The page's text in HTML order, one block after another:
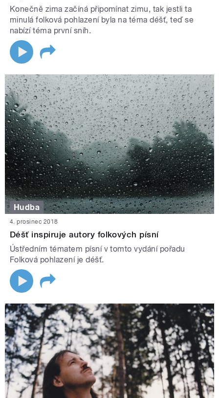
Konečně zima začíná připomínat zimu, tak jestli ta
minulá folková pohlazení byla na téma déšť, teď se
nabízí téma první sníh.
Hudba
4. prosinec 2018
Déšť inspiruje autory folkových písní
Ústředním tématem písní v tomto vydání pořadu
Folková pohlazení je déšť.